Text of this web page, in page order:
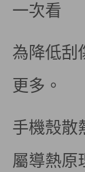
一次看
為降低刮
更多。
手機殼散
屬導熱原